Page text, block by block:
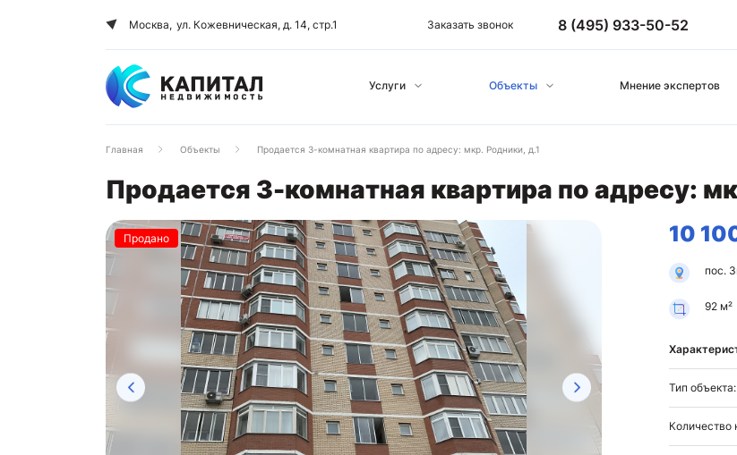
Москва, ул. Кожевническая, д. 14, стр.1 Заказать звонок 8 (495) 933-50-52
Услуги Объекты Мнение экспертов
Главная Объекты Продается 3-комнатная квартира по адресу: мкр. Родники, д.1
Продается 3-комнатная квартира по адресу:
Продано 10
пос.
92 м²
Тип объекта:
Количество